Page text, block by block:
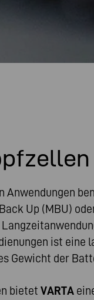
Anwendungen
Up (MBU)
ist eine
Gewicht der
bietet VARTA